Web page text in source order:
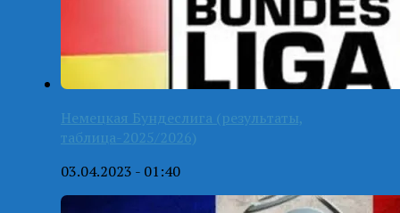
Немецкая Бундеслига (результаты,
таблица-2025/2026)
03.04.2023 - 01:40